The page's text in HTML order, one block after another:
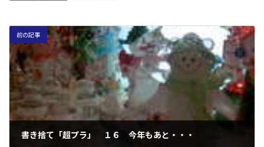
前の記事
書き捨て「超プラ」 １６ 今年もあと・・・